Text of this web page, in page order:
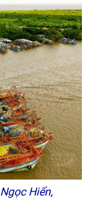
Hiển,